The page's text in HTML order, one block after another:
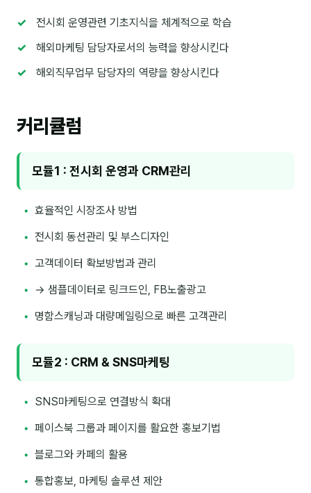
민광동
박혜랑
안정미
윤석현
이미루
이옥겸
이인우
임아라
전승빈
조은아
진나하
최지혜
전시회 운영관련 기초지식을 체계적으로 학습
해외마케팅 담당자로서의 능력을 향상시킨다
해외직무업무 담당자의 역량을 향상시킨다
커리큘럼
모듈1 : 전시회 운영과 CRM관리
효율적인 시장조사 방법
전시회 동선관리 및 부스디자인
고객데이터 확보방법과 관리
→ 샘플데이터로 링크드인, FB노출광고
명함스캐닝과 대량메일링으로 빠른 고객관리
모듈2 : CRM & SNS마케팅
SNS마케팅으로 연결방식 확대
페이스북 그룹과 페이지를 활요한 홍보기법
블로그와 카페의 활용
통합홍보, 마케팅 솔루션 제안